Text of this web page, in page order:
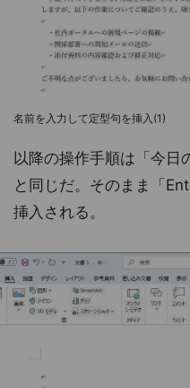
名前を入力して定型句を挿入(1)
以降の操作手順は「今日
と同じだ。そのまま「
挿入される。